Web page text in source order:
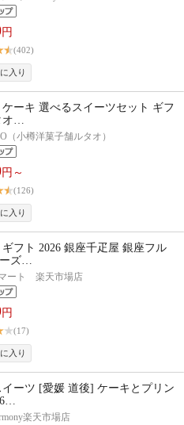
円
(402)
ケーキ 選べるスイーツセット ギフ
オ…
（小樽洋菓子舗ルタオ）
円～
(126)
ギフト 2026 銀座千疋屋 銀座フル
ズ…
ート 楽天市場店
円
(17)
イーツ [愛媛 道後] ケーキとプリン
楽天市場店